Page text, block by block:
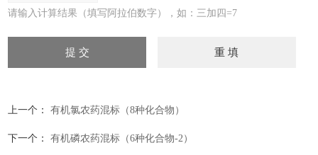
请输入计算结果（填写阿拉伯数字），如：三加四=7
上一个： 有机氯农药混标（8种化合物）
下一个： 有机磷农药混标（6种化合物-2）